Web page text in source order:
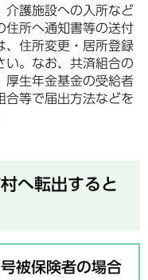
介護施設への入所など
住所へ通知書等の送付
、住所変更・居所登録
い。なお、共済組合の
厚生年金基金の受給者
合等で届出方法などを
へ転出すると
被保険者の場合